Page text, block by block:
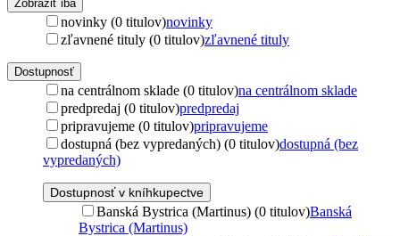
Zobraziť iba
novinky (0 titulov)novinky
zľavnené tituly (0 titulov)zľavnené tituly
Dostupnosť
na centrálnom sklade (0 titulov)na centrálnom sklade
predpredaj (0 titulov)predpredaj
pripravujeme (0 titulov)pripravujeme
dostupná (bez vypredaných) (0 titulov)dostupná (bez
vypredaných)
Dostupnosť v kníhkupectve
Banská Bystrica (Martinus) (0 titulov)Banská
Bystrica (Martinus)